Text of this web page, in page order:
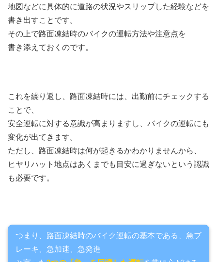
地図などに具体的に道路の状況やスリップした経験などを
書き出すことです。
その上で路面凍結時のバイクの運転方法や注意点を
書き添えておくのです。
これを繰り返し、路面凍結時には、出勤前にチェックする
ことで、
安全運転に対する意識が高まりますし、バイクの運転にも
変化が出てきます。
ただし、路面凍結時は何が起きるかわかりませんから、
ヒヤリハット地点はあくまでも目安に過ぎないという認識
も必要です。
つまり、路面凍結時のバイク運転の基本である、急ブ
レーキ、急加速、急発進